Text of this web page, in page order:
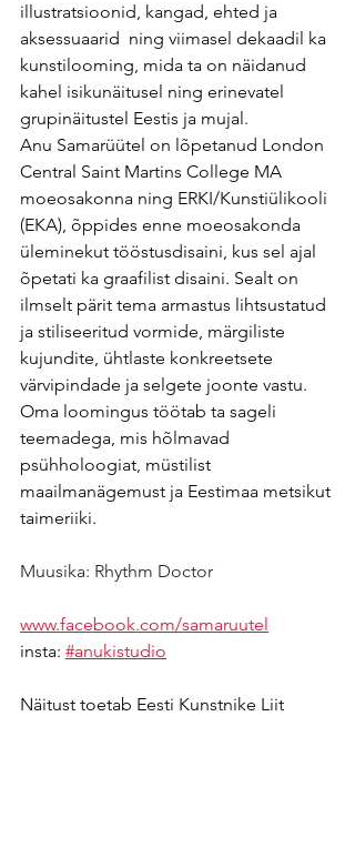
illustratsioonid, kangad, ehted ja
aksessuaarid  ning viimasel dekaadil ka
kunstilooming, mida ta on näidanud
kahel isikunäitusel ning erinevatel
grupinäitustel Eestis ja mujal.
Anu Samarüütel on lõpetanud London
Central Saint Martins College MA
moeosakonna ning ERKI/Kunstiülikooli
(EKA), õppides enne moeosakonda
üleminekut tööstusdisaini, kus sel ajal
õpetati ka graafilist disaini. Sealt on
ilmselt pärit tema armastus lihtsustatud
ja stiliseeritud vormide, märgiliste
kujundite, ühtlaste konkreetsete
värvipindade ja selgete joonte vastu.
Oma loomingus töötab ta sageli
teemadega, mis hõlmavad
psühholoogiat, müstilist
maailmanägemust ja Eestimaa metsikut
taimeriiki.
Muusika: Rhythm Doctor
www.facebook.com/samaruutel
insta: #anukistudio
Näitust toetab Eesti Kunstnike Liit